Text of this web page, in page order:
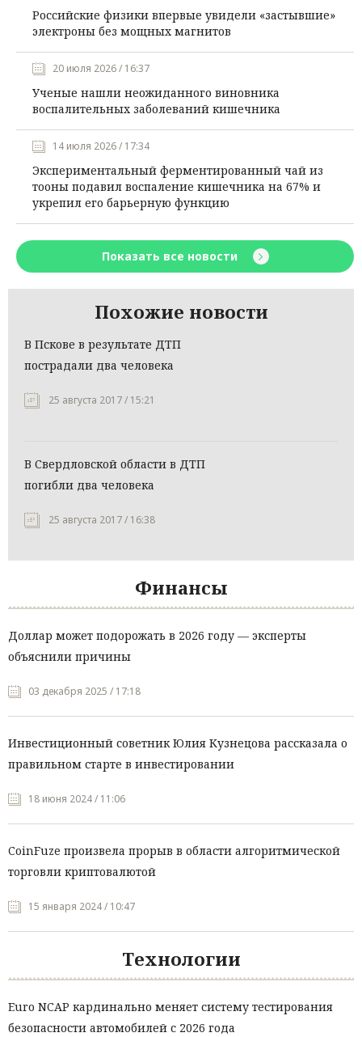
Российские физики впервые увидели «застывшие»
электроны без мощных магнитов
20 июля 2026 / 16:37
Ученые нашли неожиданного виновника
воспалительных заболеваний кишечника
14 июля 2026 / 17:34
Экспериментальный ферментированный чай из
тооны подавил воспаление кишечника на 67% и
укрепил его барьерную функцию
Показать все новости
Похожие новости
В Пскове в результате ДТП
пострадали два человека
25 августа 2017 / 15:21
В Свердловской области в ДТП
погибли два человека
25 августа 2017 / 16:38
Финансы
Доллар может подорожать в 2026 году — эксперты
объяснили причины
03 декабря 2025 / 17:18
Инвестиционный советник Юлия Кузнецова рассказала о
правильном старте в инвестировании
18 июня 2024 / 11:06
CoinFuze произвела прорыв в области алгоритмической
торговли криптовалютой
15 января 2024 / 10:47
Технологии
Euro NCAP кардинально меняет систему тестирования
безопасности автомобилей с 2026 года